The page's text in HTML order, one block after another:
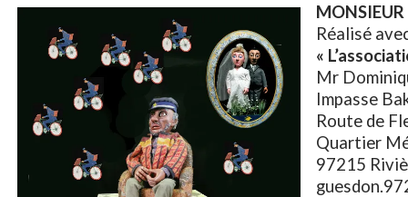
Réalisé
«
Mr
Impasse
Route de
Quartier
97215